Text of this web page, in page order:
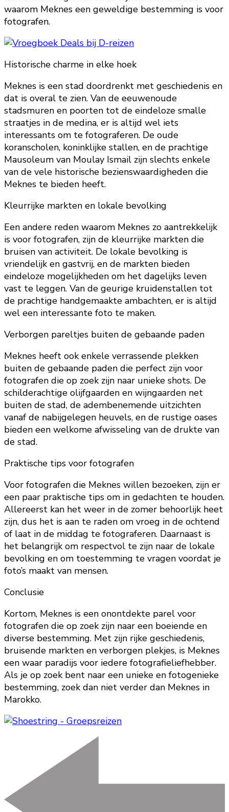
waarom Meknes een geweldige bestemming is voor
fotografen.
Historische charme in elke hoek
Meknes is een stad doordrenkt met geschiedenis en
dat is overal te zien. Van de eeuwenoude
stadsmuren en poorten tot de eindeloze smalle
straatjes in de medina, er is altijd wel iets
interessants om te fotograferen. De oude
koranscholen, koninklijke stallen, en de prachtige
Mausoleum van Moulay Ismail zijn slechts enkele
van de vele historische bezienswaardigheden die
Meknes te bieden heeft.
Kleurrijke markten en lokale bevolking
Een andere reden waarom Meknes zo aantrekkelijk
is voor fotografen, zijn de kleurrijke markten die
bruisen van activiteit. De lokale bevolking is
vriendelijk en gastvrij, en de markten bieden
eindeloze mogelijkheden om het dagelijks leven
vast te leggen. Van de geurige kruidenstallen tot
de prachtige handgemaakte ambachten, er is altijd
wel een interessante foto te maken.
Verborgen pareltjes buiten de gebaande paden
Meknes heeft ook enkele verrassende plekken
buiten de gebaande paden die perfect zijn voor
fotografen die op zoek zijn naar unieke shots. De
schilderachtige olijfgaarden en wijngaarden net
buiten de stad, de adembenemende uitzichten
vanaf de nabijgelegen heuvels, en de rustige oases
bieden een welkome afwisseling van de drukte van
de stad.
Praktische tips voor fotografen
Voor fotografen die Meknes willen bezoeken, zijn er
een paar praktische tips om in gedachten te houden.
Allereerst kan het weer in de zomer behoorlijk heet
zijn, dus het is aan te raden om vroeg in de ochtend
of laat in de middag te fotograferen. Daarnaast is
het belangrijk om respectvol te zijn naar de lokale
bevolking en om toestemming te vragen voordat je
foto’s maakt van mensen.
Conclusie
Kortom, Meknes is een onontdekte parel voor
fotografen die op zoek zijn naar een boeiende en
diverse bestemming. Met zijn rijke geschiedenis,
bruisende markten en verborgen plekjes, is Meknes
een waar paradijs voor iedere fotografieliefhebber.
Als je op zoek bent naar een unieke en fotogenieke
bestemming, zoek dan niet verder dan Meknes in
Marokko.